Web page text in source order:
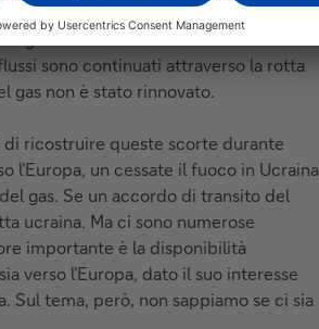
il gas russo veniva fornito in Europa
gasdotti attraverso l'Ucraina. Le
sono continuati attraverso la rotta
gas non è stato rinnovato.
ricostruire queste scorte durante
l'Europa, un cessate il fuoco in Ucraina
gas. Se un accordo di transito del
ucraina. Ma ci sono numerose
importante è la disponibilità
verso l'Europa, dato il suo interesse
Sul tema, però, non sappiamo se ci sia